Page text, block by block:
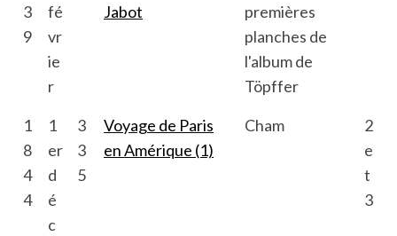
3
9
fé
vr
ie
r
Jabot
premières
planches de
l'album de
Töpffer
1
8
4
4
1
er
d
é
c
3
3
5
Voyage de Paris
en Amérique (1)
Cham
2
e
t
3